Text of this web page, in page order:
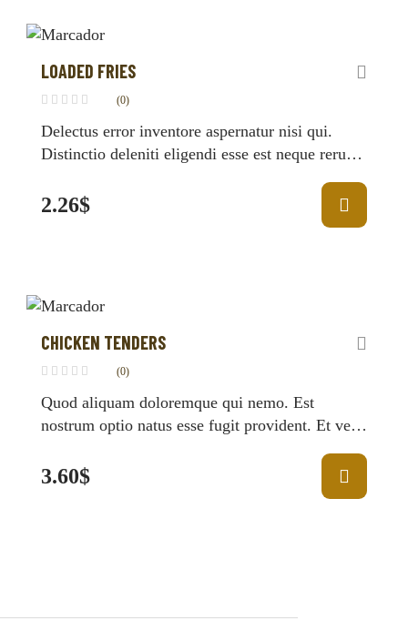
LOADED FRIES
(0)
Delectus error inventore aspernatur nisi qui.
Distinctio deleniti eligendi esse est neque rerum
cupiditate placeat…
2.26$
CHICKEN TENDERS
(0)
Quod aliquam doloremque qui nemo. Est
nostrum optio natus esse fugit provident. Et velit
aspernatur…
3.60$